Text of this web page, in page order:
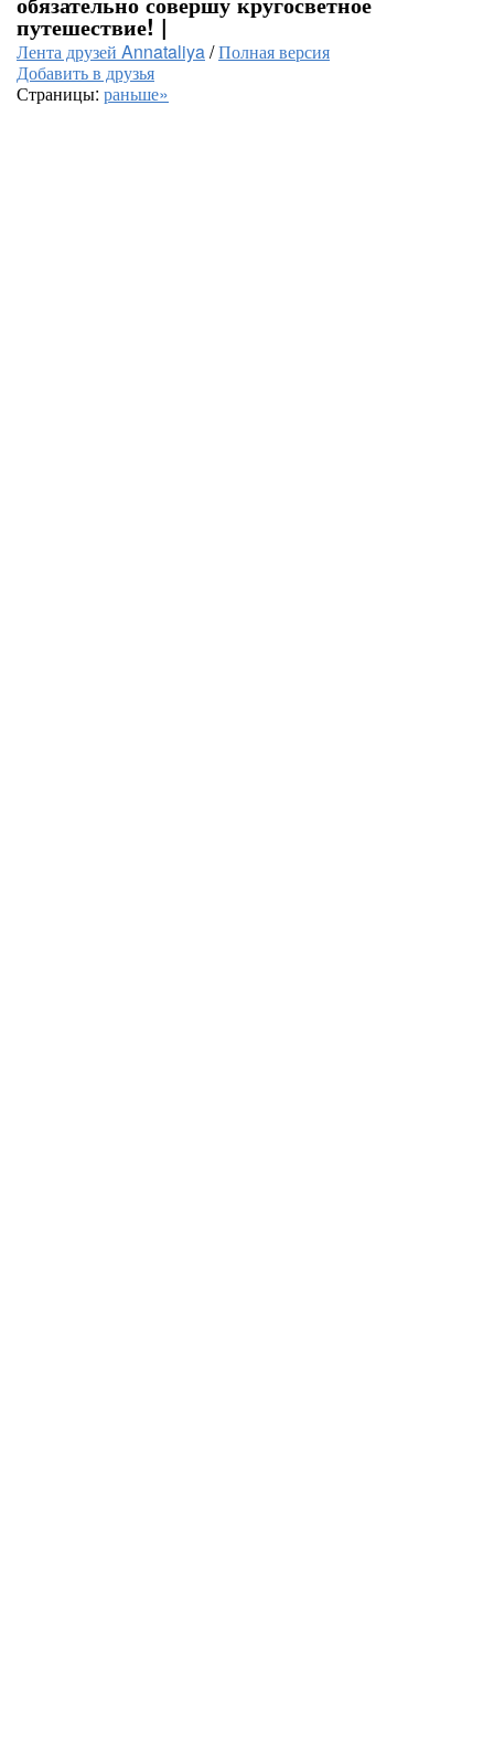
путешествие! |
Лента друзей Annataliya/Полная версия
Добавить в друзья
Страницы: раньше»